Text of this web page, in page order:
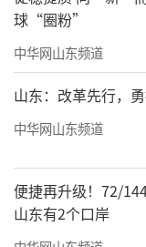
球“圈粉”
中华网山东频道
山东：改革先行，
中华网山东频道
便捷再升级！72/
山东有2个口岸